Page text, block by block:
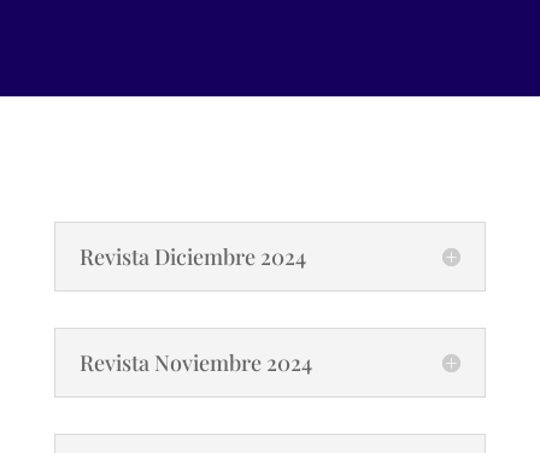
Revista Diciembre 2024
Revista Noviembre 2024